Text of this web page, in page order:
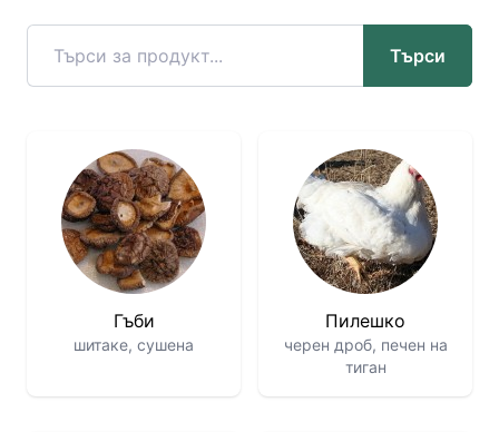
Търси
Гъби
шитаке, сушена
Пилешко
черен дроб, печен на
тиган